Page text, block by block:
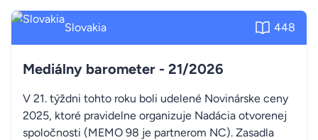
Slovakia 448
Mediálny barometer - 21/2026
V 21. týždni tohto roku boli udelené Novinárske ceny
2025, ktoré pravidelne organizuje Nadácia otvorenej
spoločnosti (MEMO 98 je partnerom NC). Zasadla